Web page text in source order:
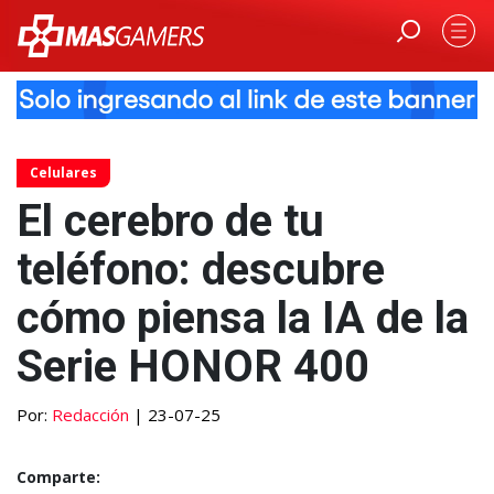
Celulares
El cerebro de tu
teléfono: descubre
cómo piensa la IA de la
Serie HONOR 400
Por: Redacción | 23-07-25
Comparte: